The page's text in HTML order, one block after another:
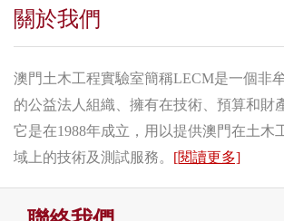
關於我們
澳門土木工程實驗室簡稱LECM是一個非
的公益法人組織、擁有在技術、預算和財
它是在1988年成立，用以提供澳門在土木
域上的技術及測試服務。 [閱讀更多]